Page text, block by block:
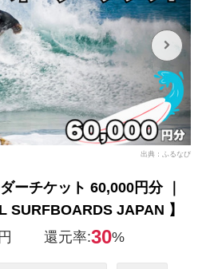
出典：ふるなび
ーチケット 60,000円分 ｜
SURFBOARDS JAPAN 】
円 還元率:30%